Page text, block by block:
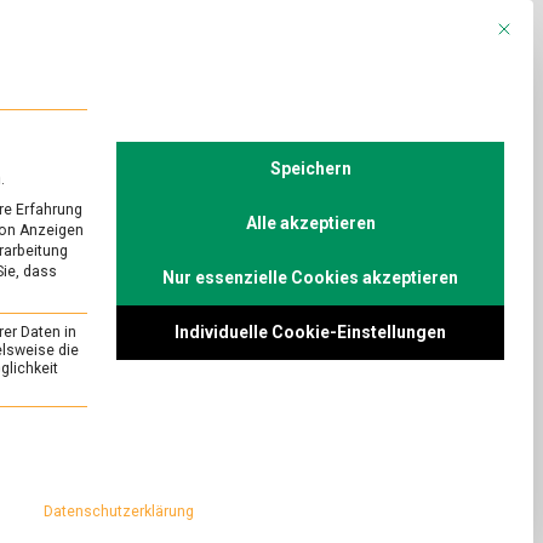
Essen
Comment
Über
bei
mit seiner
Beduinen zu
Mit
Erfahrung
Anzeigen
dass
Daten in
die
und kann nicht abgewählt werden.
Speichern
Alle akzeptieren
Nur essenzielle Cookies akzeptieren
Individuelle Cookie-Einstellungen
Datenschutzerklärung